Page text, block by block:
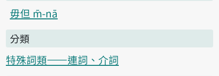
毋但 m̄-nā
分類
特殊詞類——連詞、介詞